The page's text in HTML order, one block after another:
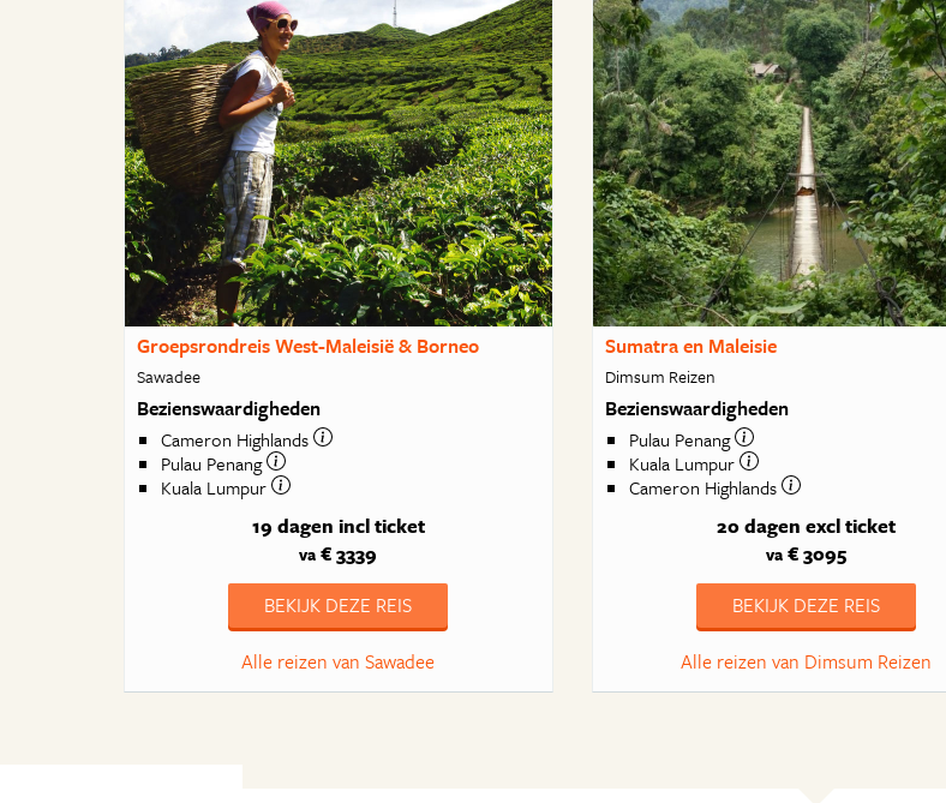
Groepsrondreis West-Maleisië & Borneo
Sawadee
Bezienswaardigheden
Cameron Highlands
Pulau Penang
Kuala Lumpur
19 dagen incl ticket
va € 3339
BEKIJK DEZE REIS
Alle reizen van Sawadee
Sumatra en Maleisie
Dimsum Reizen
Bezienswaardigheden
Pulau Penang
Kuala Lumpur
Cameron Highlands
20 dagen excl ticket
va € 3095
BEKIJK DEZE REIS
Alle reizen van Dimsum Reizen